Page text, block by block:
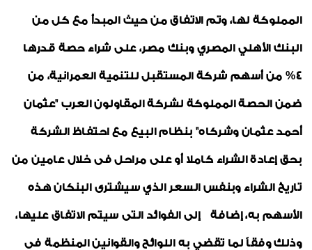
المملوكة لها، وتم الاتفاق من حيث المبدأ مع كل من
البنك الأهلي المصري وبنك مصر، على شراء حصة قدرها
4% من أسهم شركة المستقبل للتنمية العمرانية، من
ضمن الحصة المملوكة لشركة المقاولون العرب "عثمان
أحمد عثمان وشركاه" بنظام البيع مع احتفاظ الشركة
بحق إعادة الشراء كاملا أو على مراحل فى خلال عامين من
تاريخ الشراء وبنفس السعر الذي سيشترى البنكان هذه
الأسهم به، إضافة إلى الفوائد التى سيتم الاتفاق عليها،
وذلك وفقاً لما تقضي به اللوائح والقوانين المنظمة فى